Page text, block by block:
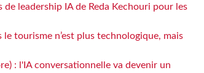
de leadership IA de Reda Kechouri pour les
le tourisme n’est plus technologique, mais
: l'IA conversationnelle va devenir un